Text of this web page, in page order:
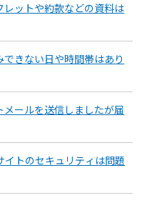
ットや約款などの資料は
きない日や時間帯はあり
ールを送信しましたが届
トのセキュリティは問題